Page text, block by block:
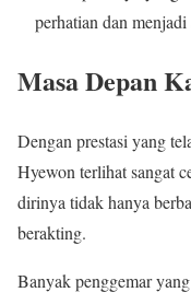
perhatian dan
Masa Depan
Dengan prestasi yang
Hyewon terlihat sangat
dirinya tidak hanya
berakting.
Banyak penggemar